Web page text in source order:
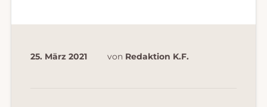
25. März 2021 von Redaktion K.F.